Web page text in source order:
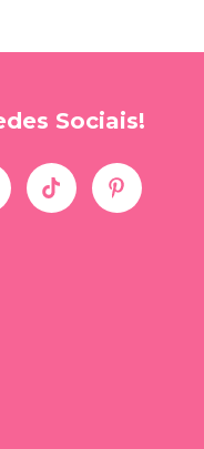
Sociais!